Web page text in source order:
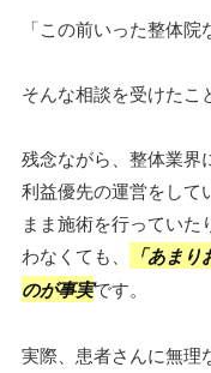
「この前いった整体
そんな相談を受けたこ
残念ながら、整体業界
利益優先の運営をして
まま施術を行ってい
わなくても、
「あま
のが事実です。
実際、患者さんに無理